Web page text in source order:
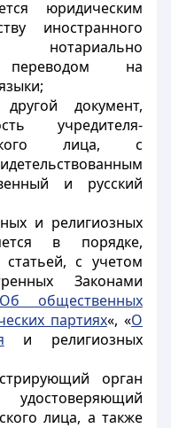
юридическим
иностранного
переводом на
документ,
учредителя-
лица, с
и русский
и религиозных
в порядке,
с учетом
Законами
общественных
партиях«, «О
и религиозных
орган
удостоверяющий
лица, а также